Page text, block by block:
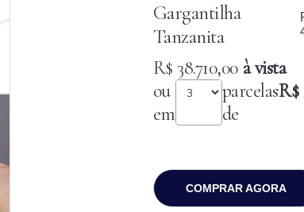
Gargantilha
Tanzanita
R$ 38.710,00 à vista
ou
em
parcelas
de
R$
COMPRAR AGORA